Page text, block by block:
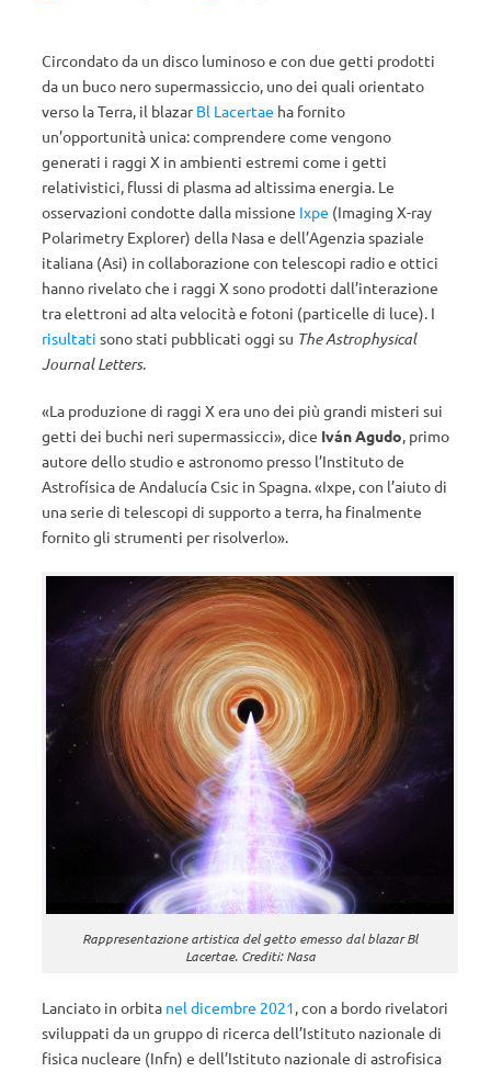
Circondato da un disco luminoso e con due getti prodotti
da un buco nero supermassiccio, uno dei quali orientato
verso la Terra, il blazarBl Lacertae ha fornito
un’opportunità unica: comprendere come vengono
generati i raggi X in ambienti estremi come i getti
relativistici, flussi di plasma ad altissima energia. Le
osservazioni condotte dalla missione Ixpe (Imaging X-ray
Polarimetry Explorer) della Nasa e dell’Agenzia spaziale
italiana (Asi) in collaborazione con telescopi radio e ottici
hanno rivelato che i raggi X sono prodotti dall’interazione
tra elettroni ad alta velocità e fotoni (particelle di luce). I
risultati sono stati pubblicati oggi su The Astrophysical
Journal Letters.
«La produzione di raggi X era uno dei più grandi misteri sui
getti dei buchi neri supermassicci», dice Iván Agudo, primo
autore dello studio e astronomo presso l’Instituto de
Astrofísica de Andalucía Csic in Spagna. «Ixpe, con l’aiuto di
una serie di telescopi di supporto a terra, ha finalmente
fornito gli strumenti per risolverlo».
Rappresentazione artistica del getto emesso dal blazar Bl
Lacertae. Crediti: Nasa
Lanciato in orbita nel dicembre 2021, con a bordo rivelatori
sviluppati da un gruppo di ricerca dell’Istituto nazionale di
fisica nucleare (Infn) e dell’Istituto nazionale di astrofisica